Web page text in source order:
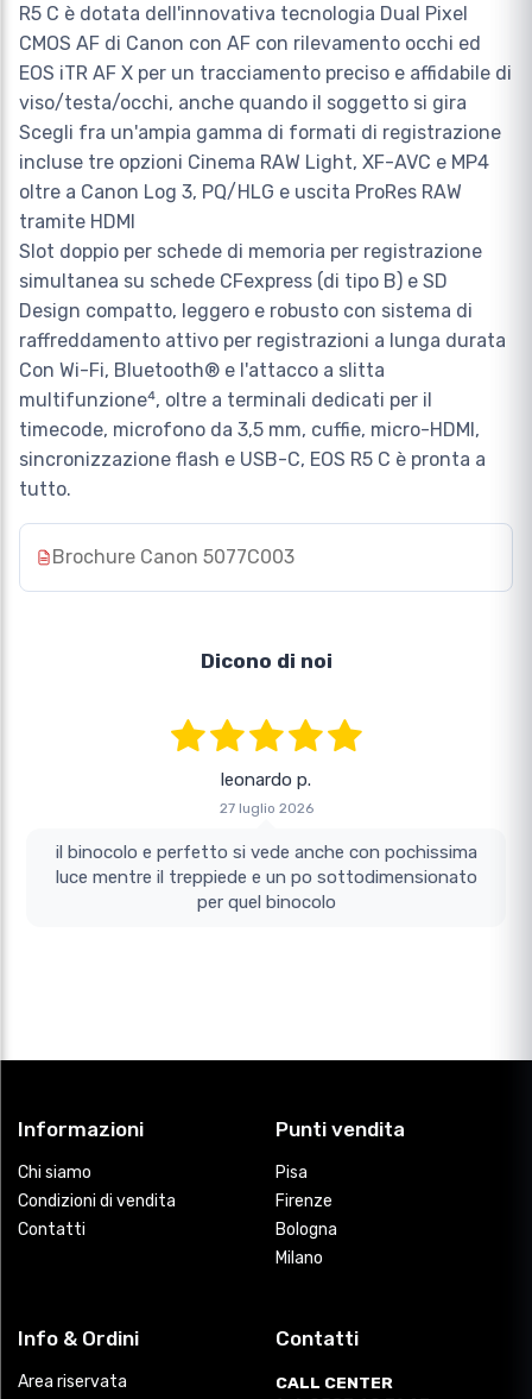
R5 C è dotata dell'innovativa tecnologia Dual Pixel
CMOS AF di Canon con AF con rilevamento occhi ed
EOS iTR AF X per un tracciamento preciso e affidabile di
viso/testa/occhi, anche quando il soggetto si gira
Scegli fra un'ampia gamma di formati di registrazione
incluse tre opzioni Cinema RAW Light, XF-AVC e MP4
oltre a Canon Log 3, PQ/HLG e uscita ProRes RAW
tramite HDMI
Slot doppio per schede di memoria per registrazione
simultanea su schede CFexpress (di tipo B) e SD
Design compatto, leggero e robusto con sistema di
raffreddamento attivo per registrazioni a lunga durata
Con Wi-Fi, Bluetooth® e l'attacco a slitta
multifunzione⁴, oltre a terminali dedicati per il
timecode, microfono da 3,5 mm, cuffie, micro-HDMI,
sincronizzazione flash e USB-C, EOS R5 C è pronta a
tutto.
Brochure Canon 5077C003
Dicono di noi
leonardo p.
27 luglio 2026
il binocolo e perfetto si vede anche con pochissima
luce mentre il treppiede e un po sottodimensionato
per quel binocolo
Informazioni
Chi siamo
Condizioni di vendita
Contatti
Punti vendita
Pisa
Firenze
Bologna
Milano
Info & Ordini
Area riservata
Contatti
CALL CENTER